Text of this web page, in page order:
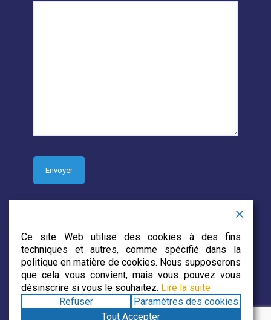
© 2019 CJECDN. Tous droits réservés. Site web conçu par
DevCorp Media
Ce site Web utilise des cookies à des fins
techniques et autres, comme spécifié dans la
politique en matière de cookies. Nous supposerons
que cela vous convient, mais vous pouvez vous
désinscrire si vous le souhaitez. Lire la suite
Refuser
Paramètres des cookies
Tout Accepter